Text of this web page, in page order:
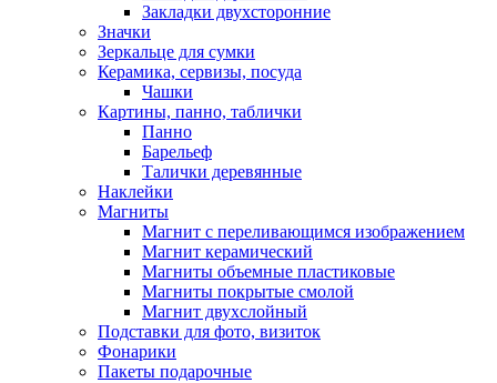
Закладки двухсторонние
Значки
Зеркальце для сумки
Керамика, сервизы, посуда
Чашки
Картины, панно, таблички
Панно
Барельеф
Талички деревянные
Наклейки
Магниты
Магнит с переливающимся изображением
Магнит керамический
Магниты объемные пластиковые
Магниты покрытые смолой
Магнит двухслойный
Подставки для фото, визиток
Фонарики
Пакеты подарочные